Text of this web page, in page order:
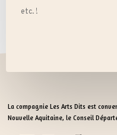
etc. !
La compagnie Les Arts Dits est
Nouvelle Aquitaine, le Conseil